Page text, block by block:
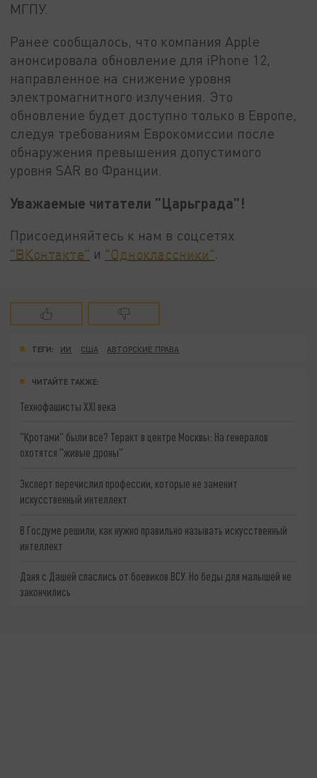
МГПУ.
Ранее сообщалось, что компания Apple
анонсировала обновление для iPhone 12,
направленное на снижение уровня
электромагнитного излучения. Это
обновление будет доступно только в Европе,
следуя требованиям Еврокомиссии после
обнаружения превышения допустимого
уровня SAR во Франции.
Уважаемые читатели "Царьграда"!
Присоединяйтесь к нам в соцсетях
"ВКонтакте" и "Одноклассники"
ТЕГИ: ИИ США АВТОРСКИЕ ПРАВА
ЧИТАЙТЕ ТАКЖЕ:
Технофашисты XXI века
"Кротами" были все? Теракт в центре Москвы: На генералов
охотятся "живые дроны"
Эксперт перечислил профессии, которые не заменит
искусственный интеллект
В Госдуме решили, как нужно правильно называть искусственный
интеллект
Даня с Дашей спаслись от боевиков ВСУ. Но беды для малышей не
закончились